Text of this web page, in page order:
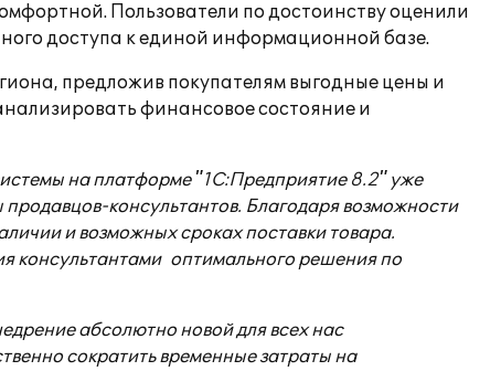
Пользователи по достоинству оценили
доступа к единой информационной базе.
предложив покупателям выгодные цены и
финансовое состояние и
на платформе "1С:Предприятие 8.2" уже
консультантов. Благодаря возможности
и возможных сроках поставки товара.
консультантами оптимального решения по
абсолютно новой для всех нас
сократить временные затраты на